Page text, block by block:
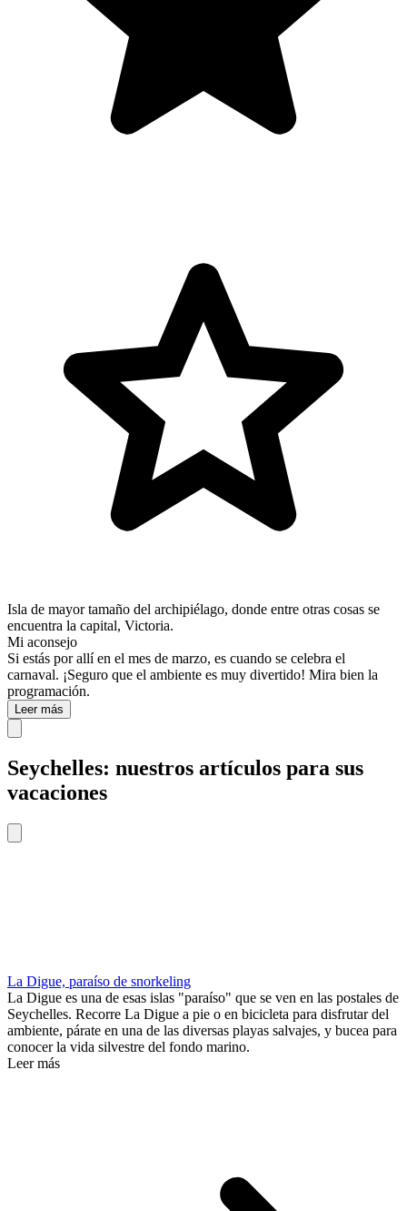
Isla de mayor tamaño del archipiélago, donde entre otras cosas se
encuentra la capital, Victoria.
Mi aconsejo
Si estás por allí en el mes de marzo, es cuando se celebra el
carnaval. ¡Seguro que el ambiente es muy divertido! Mira bien la
programación.
Leer más
Seychelles: nuestros artículos para sus
vacaciones
La Digue, paraíso de snorkeling
La Digue es una de esas islas "paraíso" que se ven en las postales de
Seychelles. Recorre La Digue a pie o en bicicleta para disfrutar del
ambiente, párate en una de las diversas playas salvajes, y bucea para
conocer la vida silvestre del fondo marino.
Leer más